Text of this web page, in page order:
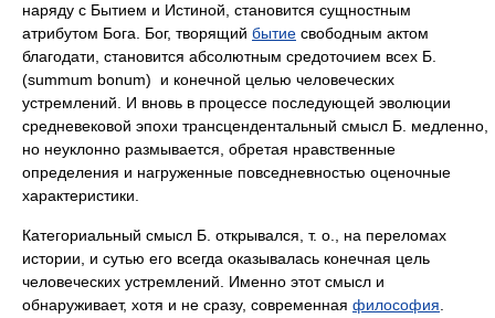
наряду с Бытием и Истиной, становится сущностным
атрибутом Бога. Бог, творящий бытие свободным актом
благодати, становится абсолютным средоточием всех Б.
(summum bonum) и конечной целью человеческих
устремлений. И вновь в процессе последующей эволюции
средневековой эпохи трансцендентальный смысл Б. медленно,
но неуклонно размывается, обретая нравственные
определения и нагруженные повседневностью оценочные
характеристики.
Категориальный смысл Б. открывался, т. о., на переломах
истории, и сутью его всегда оказывалась конечная цель
человеческих устремлений. Именно этот смысл и
обнаруживает, хотя и не сразу, современная философия